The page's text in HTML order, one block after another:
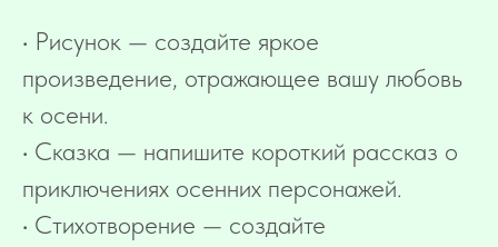
• Рисунок — создайте яркое
произведение, отражающее вашу любовь
к осени.
• Сказка — напишите короткий рассказ о
приключениях осенних персонажей.
• Стихотворение — создайте